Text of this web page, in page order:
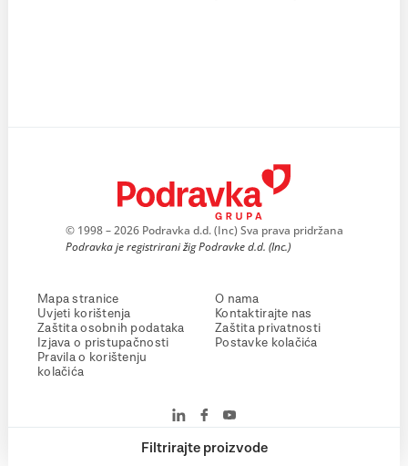
Filtrirajte proizvode
© 1998 – 2026 Podravka d.d. (Inc) Sva prava pridržana
Podravka je registrirani žig Podravke d.d. (Inc.)
Mapa stranice
Uvjeti korištenja
Zaštita osobnih podataka
Izjava o pristupačnosti
Pravila o korištenju
kolačića
O nama
Kontaktirajte nas
Zaštita privatnosti
Postavke kolačića